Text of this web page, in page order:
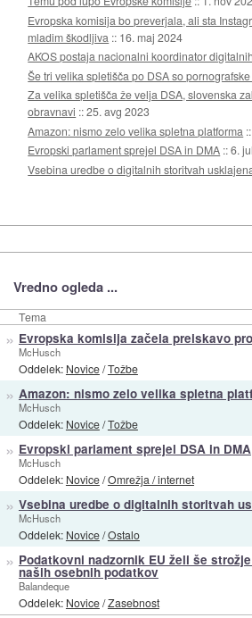
Evropska komisija bo preverjala, ali sta
mladim škodljiva :: 16. maj 2024
AKOS postaja nacionalni koordinator
Še tri velika spletišča po DSA so
Za velika spletišča že velja DSA, slovenska
obravnavi ::25. avg 2023
Amazon: nismo zelo velika spletna platforma ::
Evropski parlament sprejel DSA in DMA ::6.
Vsebina uredbe o digitalnih storitvah
Vredno ogleda ...
Tema
» Evropska komisija začela preiskavo
McHusch
Oddelek: Novice/Tožbe
» Amazon: nismo zelo velika spletna
McHusch
Oddelek: Novice/Tožbe
» Evropski parlament sprejel DSA in DMA
McHusch
Oddelek: Novice/Omrežja / internet
» Vsebina uredbe o digitalnih storitvah
McHusch
Oddelek: Novice/Ostalo
» Podatkovni nadzornik EU želi še
naših osebnih podatkov
Balandeque
Oddelek: Novice/Zasebnost